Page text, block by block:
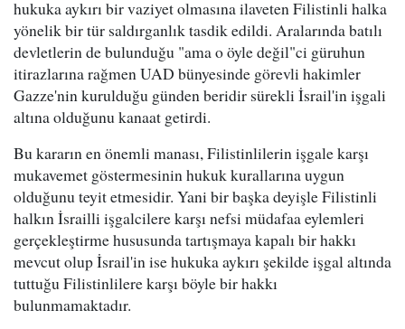
hukuka aykırı bir vaziyet olmasına ilaveten Filistinli halka
yönelik bir tür saldırganlık tasdik edildi. Aralarında batılı
devletlerin de bulunduğu "ama o öyle değil"ci güruhun
itirazlarına rağmen UAD bünyesinde görevli hakimler
Gazze'nin kurulduğu günden beridir sürekli İsrail'in işgali
altına olduğunu kanaat getirdi.
Bu kararın en önemli manası, Filistinlilerin işgale karşı
mukavemet göstermesinin hukuk kurallarına uygun
olduğunu teyit etmesidir. Yani bir başka deyişle Filistinli
halkın İsrailli işgalcilere karşı nefsi müdafaa eylemleri
gerçekleştirme hususunda tartışmaya kapalı bir hakkı
mevcut olup İsrail'in ise hukuka aykırı şekilde işgal altında
tuttuğu Filistinlilere karşı böyle bir hakkı
bulunmamaktadır.